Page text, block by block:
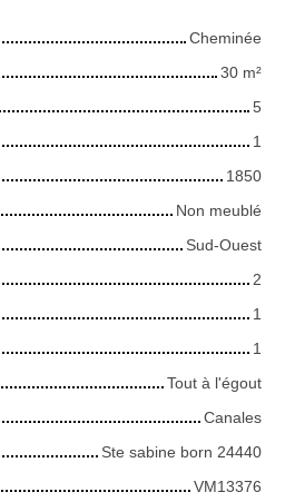
Cheminée
30 m²
5
1
1850
Non meublé
Sud-Ouest
2
1
1
Tout à l'égout
Canales
Ste sabine born 24440
VM13376